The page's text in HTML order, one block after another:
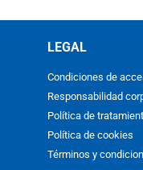
LEGAL
Condiciones de
Responsabilidad
Política de
Política de cookies
Términos y